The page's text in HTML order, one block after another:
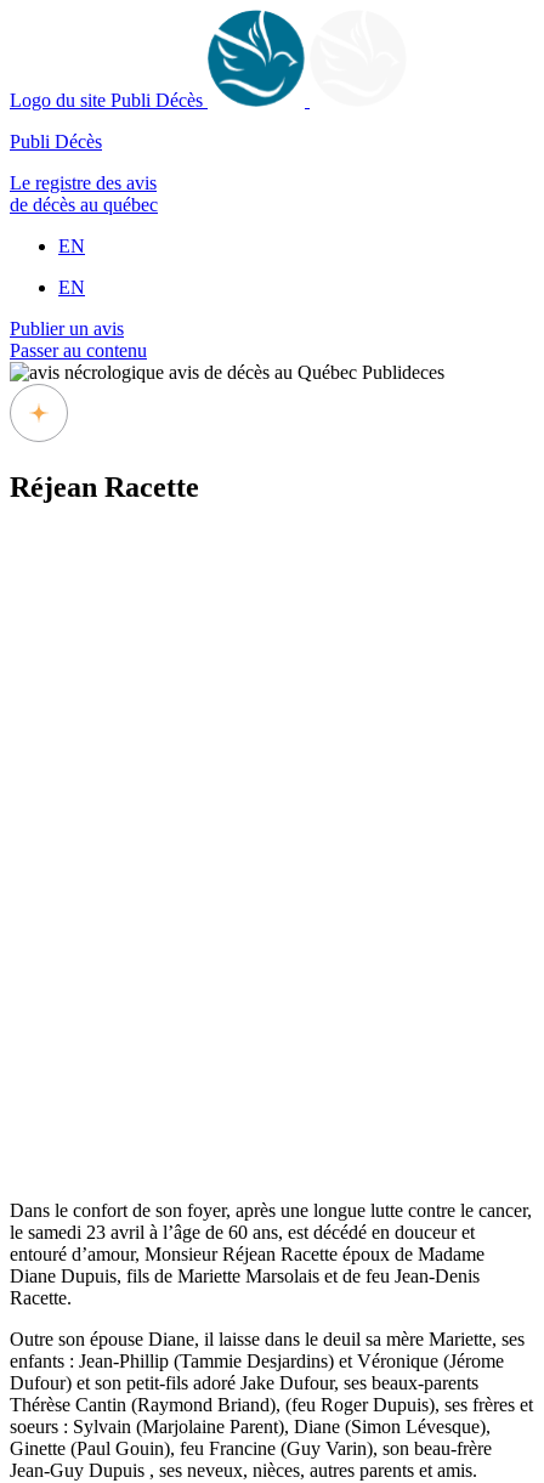
Logo du site Publi Décès
Publi Décès
Le registre des avis
de décès au québec
EN
EN
Publier un avis
Passer au contenu
Réjean Racette
Dans le confort de son foyer, après une longue lutte contre le cancer,
le samedi 23 avril à l’âge de 60 ans, est décédé en douceur et
entouré d’amour, Monsieur Réjean Racette époux de Madame
Diane Dupuis, fils de Mariette Marsolais et de feu Jean-Denis
Racette.
Outre son épouse Diane, il laisse dans le deuil sa mère Mariette, ses
enfants : Jean-Phillip (Tammie Desjardins) et Véronique (Jérome
Dufour) et son petit-fils adoré Jake Dufour, ses beaux-parents
Thérèse Cantin (Raymond Briand), (feu Roger Dupuis), ses frères et
soeurs : Sylvain (Marjolaine Parent), Diane (Simon Lévesque),
Ginette (Paul Gouin), feu Francine (Guy Varin), son beau-frère
Jean-Guy Dupuis , ses neveux, nièces, autres parents et amis.